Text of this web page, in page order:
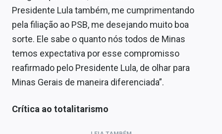
Presidente Lula também, me cumprimentando
pela filiação ao PSB, me desejando muito boa
sorte. Ele sabe o quanto nós todos de Minas
temos expectativa por esse compromisso
reafirmado pelo Presidente Lula, de olhar para
Minas Gerais de maneira diferenciada”.
Crítica ao totalitarismo